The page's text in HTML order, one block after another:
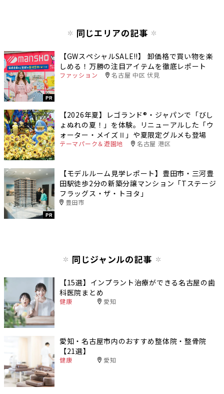
同じエリアの記事
PR
【GWスペシャルSALE‼︎】 卸価格で買い物を楽
しめる！万勝の注目アイテムを徹底レポート
ファッション 名古屋 中区 伏見
【2026年夏】レゴランド®・ジャパンで「びし
ょぬれの夏！」を体験。リニューアルした「ウ
ォーター・メイズⅡ」や夏限定グルメも登場
テーマパーク＆遊園地 名古屋 港区
PR
【モデルルーム見学レポート】豊田市・三河豊
田駅徒歩2分の新築分譲マンション「Tステージ
フラッグス・ザ・トヨタ」
豊田市
同じジャンルの記事
【15選】インプラント治療ができる名古屋の歯
科医院まとめ
健康 愛知
愛知・名古屋市内のおすすめ整体院・整骨院
【21選】
健康 愛知